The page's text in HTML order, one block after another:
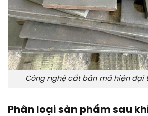
Công nghệ cắt bản mã hiện đại
Phân loại sản phẩm sau